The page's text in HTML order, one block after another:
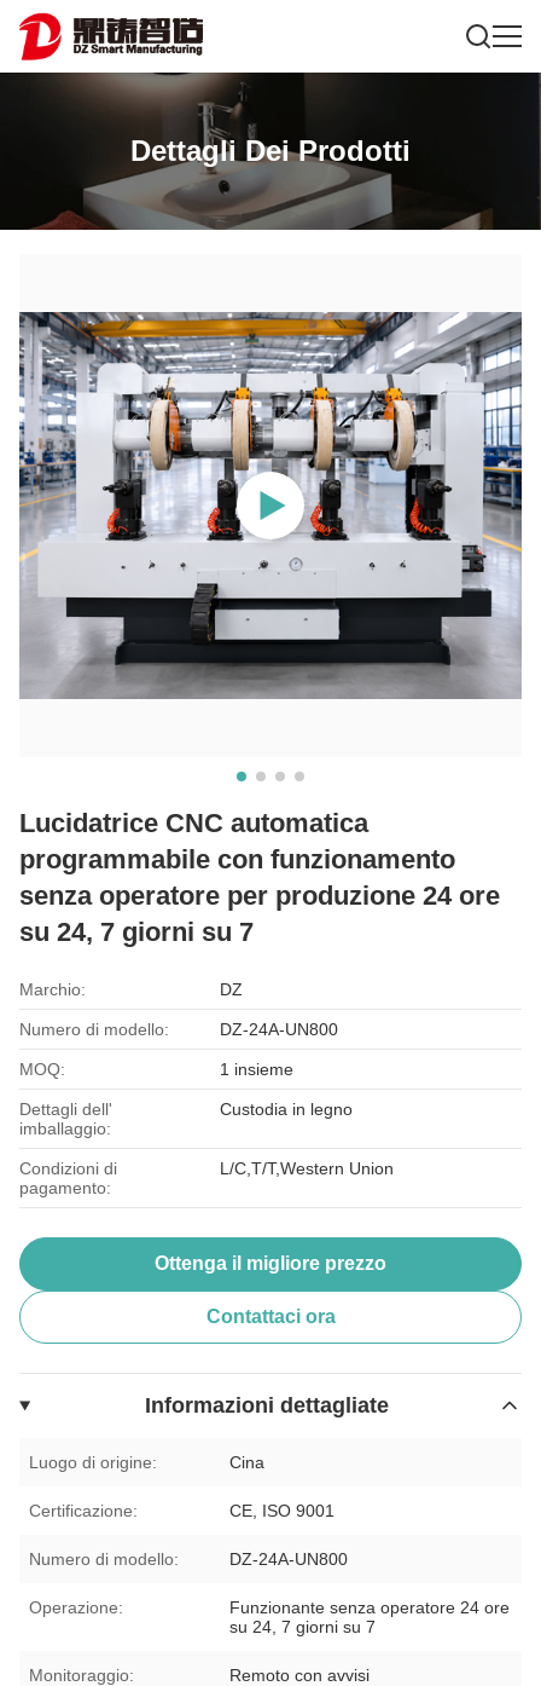
Dettagli Dei Prodotti
Lucidatrice CNC automatica
programmabile con funzionamento
senza operatore per produzione 24 ore
su 24, 7 giorni su 7
Marchio: DZ
Numero di modello: DZ-24A-UN800
MOQ: 1 insieme
Dettagli dell'
imballaggio:
Custodia in legno
Condizioni di
pagamento:
L/C,T/T,Western Union
Ottenga il migliore prezzo
Contattaci ora
Informazioni dettagliate
Luogo di origine: Cina
Certificazione: CE, ISO 9001
Numero di modello: DZ-24A-UN800
Operazione:
Funzionante senza operatore 24 ore
su 24, 7 giorni su 7
Monitoraggio: Remoto con avvisi